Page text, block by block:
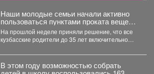
Наши молодые семьи начали активно
пользоваться пунктами проката вещей
для новорожденных.
На прошлой неделе приняли решение, что все
кузбасские родители до 35 лет включительно
В этом году возможностью собрать